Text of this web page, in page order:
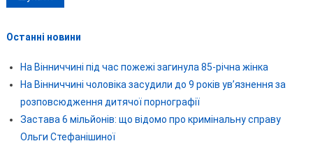
Останні новини
На Вінниччині під час пожежі загинула 85-річна жінка
На Вінниччині чоловіка засудили до 9 років ув’язнення за
розповсюдження дитячої порнографії
Застава 6 мільйонів: що відомо про кримінальну справу
Ольги Стефанішиної